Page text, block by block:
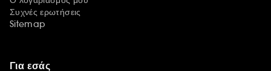
Συχνές ερωτήσεις
Sitemap
Για εσάς